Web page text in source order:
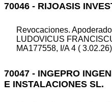
70046 - RIJOASIS
Revocaciones.
LUDOVICUS
MA177558, I/A 4 (
70047 - INGEPRO
E INSTALACIONES SL.